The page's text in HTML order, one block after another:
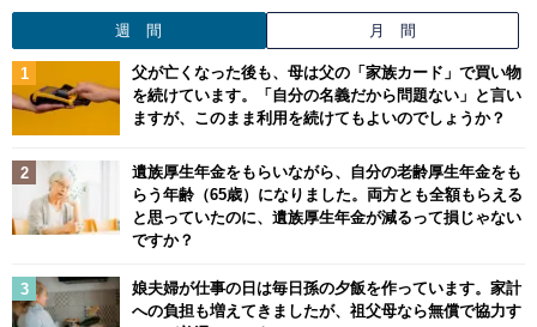
週 間 月 間
父が亡くなった後も、母は父の「家族カード」で買い物
を続けています。「自分の名義だから問題ない」と言い
ますが、このまま利用を続けてもよいのでしょうか？
遺族厚生年金をもらいながら、自分の老齢厚生年金をも
らう年齢（65歳）になりました。両方とも全額もらえる
と思っていたのに、遺族厚生年金が減るって損じゃない
ですか？
娘夫婦が仕事の日は毎日孫の夕飯を作っています。家計
への負担も増えてきましたが、祖父母なら無償で協力す